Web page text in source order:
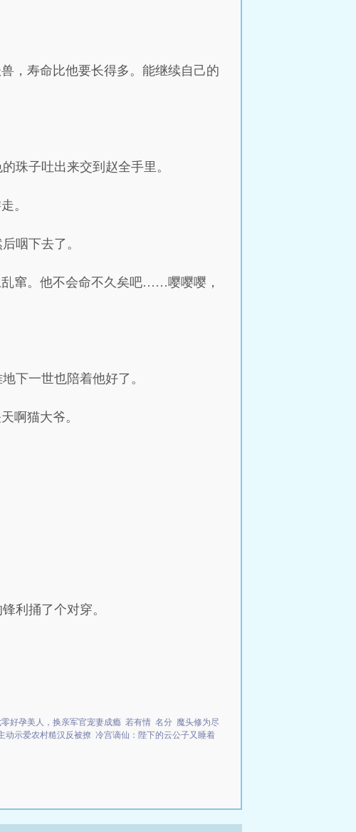
，寿命比他要长得多。能继续自己的
珠子吐出来交到赵全手里。
。
咽下去了。
窜。他不会命不久矣吧……嘤嘤嘤，
下一世也陪着他好了。
啊猫大爷。
利捅了个对穿。
好孕美人，换亲军官宠妻成瘾 若有情 名分 魔头修为尽
动示爱农村糙汉反被撩 冷宫谪仙：陛下的云公子又睡着